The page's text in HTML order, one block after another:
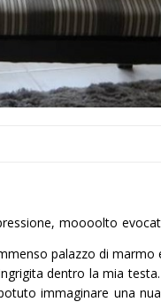
moooolto
palazzo di marmo
dentro la mia testa.
immaginare una